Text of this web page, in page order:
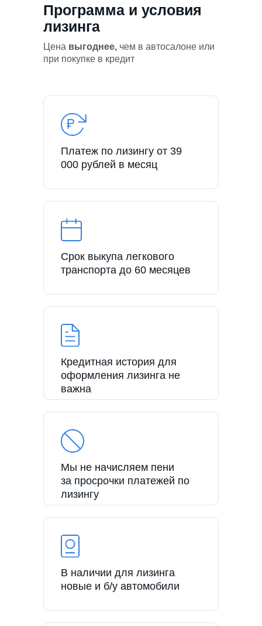
Программа и условия
лизинга
Цена выгоднее, чем в автосалоне или
при покупке в кредит
Платеж по лизингу от 39
000 рублей в месяц
Срок выкупа легкового
транспорта до 60 месяцев
Кредитная история для
оформления лизинга не
важна
Мы не начисляем пени
за просрочки платежей по
лизингу
В наличии для лизинга
новые и б/у автомобили